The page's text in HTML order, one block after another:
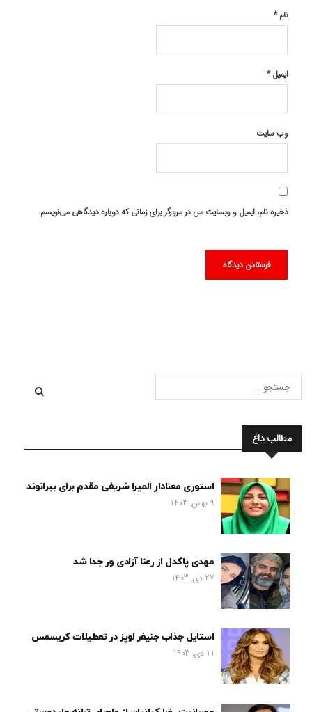
نام*
ایمیل*
وب‌ سایت
ذخیره نام، ایمیل و وبسایت من در مرورگر برای زمانی که دوباره دیدگاهی می‌نویسم.
مطالب داغ
استوری معنادار المیرا شریفی مقدم برای بیرانوند
9 بهمن, 1403
مهدی پاکدل از رعنا آزادی ور جدا شد
27 دی, 1403
استایل جذاب جنیفر لوپز در تعطیلات کریسمس
11 دی, 1403